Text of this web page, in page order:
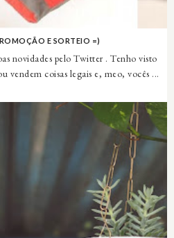
E SORTEIO =)
novidades pelo Twitter . Tenho visto
vendem coisas legais e, meo, vocês ...